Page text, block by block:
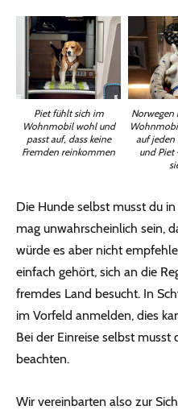
Piet fühlt sich im
Wohnmobil wohl und
passt auf, dass keine
Fremden reinkommen
auf jeden
und Piet
Die Hunde selbst musst du
mag unwahrscheinlich sein,
würde es aber nicht
einfach gehört, sich an die
fremdes Land besucht. In
im Vorfeld anmelden, dies
Bei der Einreise selbst
beachten.
Wir vereinbarten also zur